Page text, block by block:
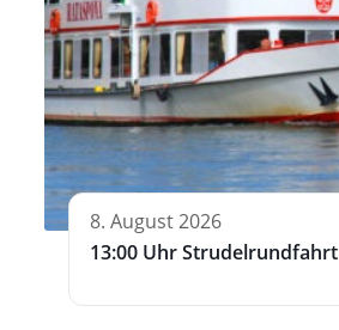
8. August 2026
13:00 Uhr Strudelrundfahrt